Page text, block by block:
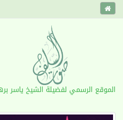
الموقع الرسمي لفضيلة الشيخ ياسر